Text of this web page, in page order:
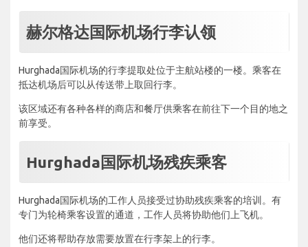
赫尔格达国际机场行李认领
Hurghada国际机场的行李提取处位于主航站楼的一楼。乘客在
抵达机场后可以从传送带上取回行李。
该区域还有各种各样的商店和餐厅供乘客在前往下一个目的地之
前享受。
Hurghada国际机场残疾乘客
Hurghada国际机场的工作人员接受过协助残疾乘客的培训。有
专门为轮椅乘客设置的通道，工作人员将协助他们上飞机。
他们还将帮助存放需要放置在行李架上的行李。